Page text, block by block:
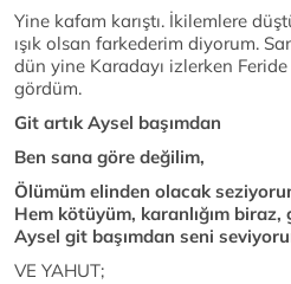
Yine kafam karıştı. İkilemlere
ışık olsan farkederim diyorum.
dün yine Karadayı izlerken
gördüm.
Git artık Aysel başımdan
Ben sana göre değilim,
Ölümüm elinden olacak
Hem kötüyüm, karanlığım biraz,
Aysel git başımdan seni
VE YAHUT;